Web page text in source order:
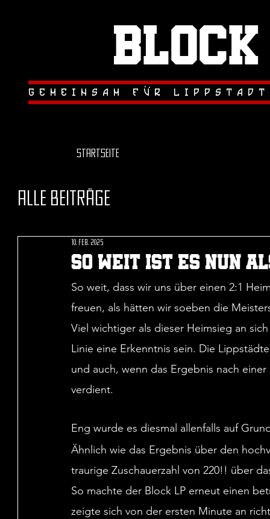
Block
gemeinsam fur
..
Startseite
Alle Beiträge
So weit ist es nun
10. Feb. 2025
So weit, dass wir uns über einen 2:1
freuen, als hätten wir soeben die
Viel wichtiger als dieser Heimsieg an
Linie eine Erkenntnis sein. Die
und auch, wenn das Ergebnis nach
verdient.
Eng wurde es diesmal allenfalls auf
Ähnlich wie das Ergebnis über den
traurige Zuschauerzahl von 220!! über
So machte der Block LP erneut einen
zeigte sich von der ersten Minute an